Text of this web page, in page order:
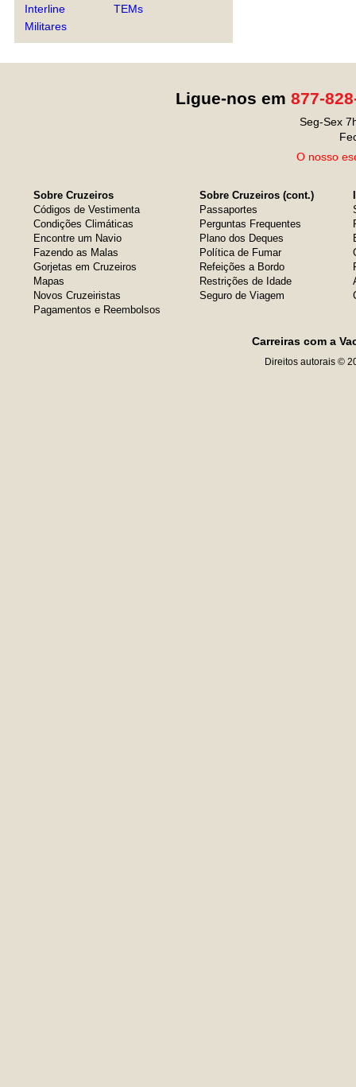
Interline
Militares
TEMs
Ligue-nos em 877-
Seg-Sex
O nosso
Sobre Cruzeiros
Códigos de Vestimenta
Condições Climáticas
Encontre um Navio
Fazendo as Malas
Gorjetas em Cruzeiros
Mapas
Novos Cruzeiristas
Pagamentos e Reembolsos
Sobre Cruzeiros (cont.)
Passaportes
Perguntas Frequentes
Plano dos Deques
Política de Fumar
Refeições a Bordo
Restrições de Idade
Seguro de Viagem
Carreiras com a
Direitos autorais ©